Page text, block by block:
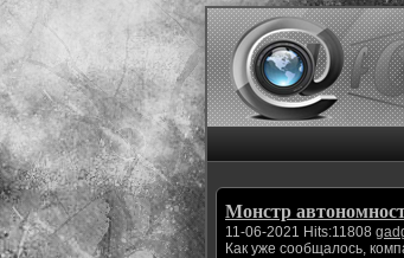
Монстр
11-06-2021 Hits:11808
Как уже сообщалось,